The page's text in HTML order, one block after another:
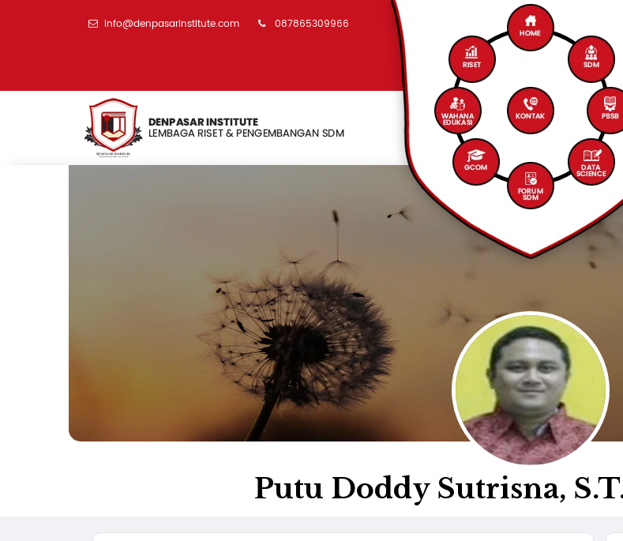
info@denpasarinstitute.com 087865309966
Putu Doddy Sutrisna,